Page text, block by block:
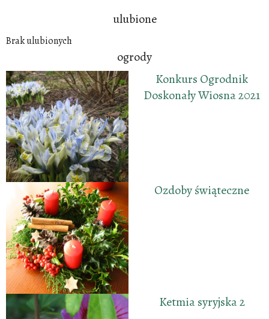
ulubione
Brak ulubionych
ogrody
Konkurs Ogrodnik
Doskonały Wiosna 2021
Ozdoby świąteczne
Ketmia syryjska 2